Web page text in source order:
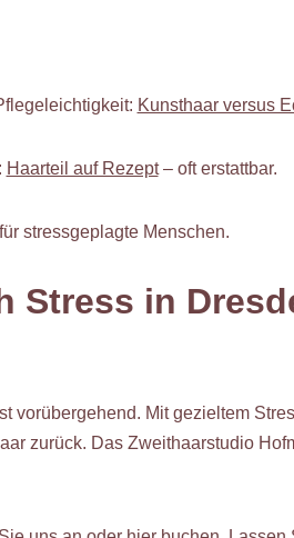
Kunsthaar versus
Haarteil auf Rezept– oft erstattbar.
stressgeplagte Menschen.
Stress in
vorübergehend. Mit gezieltem
zurück. Das Zweithaarstudio